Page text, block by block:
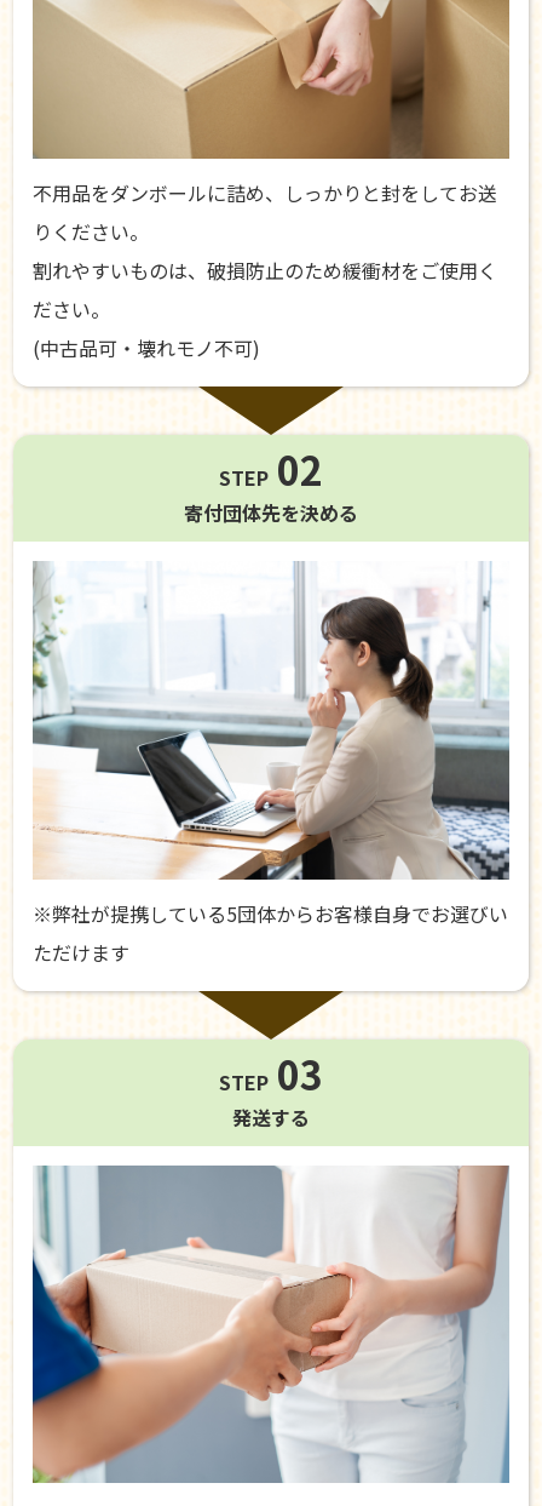
不用品をダンボールに詰め、しっかりと封をしてお送
りください。
割れやすいものは、破損防止のため緩衝材をご使用く
ださい。
(中古品可・壊れモノ不可)
STEP 02
寄付団体先を決める
※弊社が提携している5団体からお客様自身でお選びい
ただけます
STEP 03
発送する